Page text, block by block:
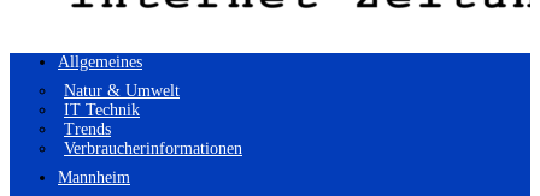
Allgemeines
Natur & Umwelt
IT Technik
Trends
Verbraucherinformationen
Mannheim